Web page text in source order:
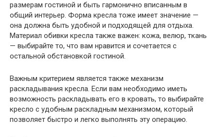
размерам гостиной и быть гармонично вписанным в
общий интерьер. Форма кресла тоже имеет значение —
она должна быть удобной и подходящей для отдыха.
Материал обивки кресла также важен: кожа, велюр, ткань
— выбирайте то, что вам нравится и сочетается с
остальной обстановкой гостиной.
Важным критерием является также механизм
раскладывания кресла. Если вам необходимо иметь
возможность раскладывать его в кровать, то выбирайте
кресло с удобным раскладным механизмом, который
позволяет быстро и легко выполнять эту операцию.